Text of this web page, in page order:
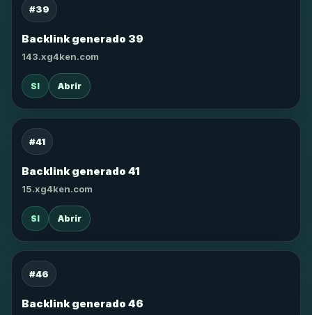
#39
Backlink generado 39
143.xg4ken.com
SI Abrir
#41
Backlink generado 41
15.xg4ken.com
SI Abrir
#46
Backlink generado 46